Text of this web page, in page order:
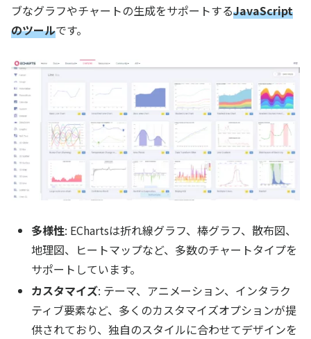
ブなグラフやチャートの生成をサポートするJavaScript
のツールです。
多様性: EChartsは折れ線グラフ、棒グラフ、散布図、
地理図、ヒートマップなど、多数のチャートタイプを
サポートしています。
カスタマイズ: テーマ、アニメーション、インタラク
ティブ要素など、多くのカスタマイズオプションが提
供されており、独自のスタイルに合わせてデザインを